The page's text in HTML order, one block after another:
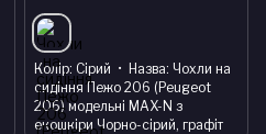
Колір Сірий Назва Чохли на
сидіння Пежо 206 (Peugeot
206) модельні MAX-N з
екошкіри Чорно-сірий, графіт